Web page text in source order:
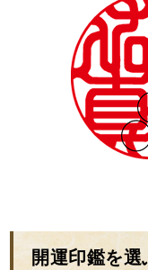
開運印鑑を選